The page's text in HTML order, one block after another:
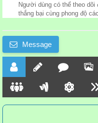
Người dùng có thể theo dõi
thắng bại cùng phong độ
Message